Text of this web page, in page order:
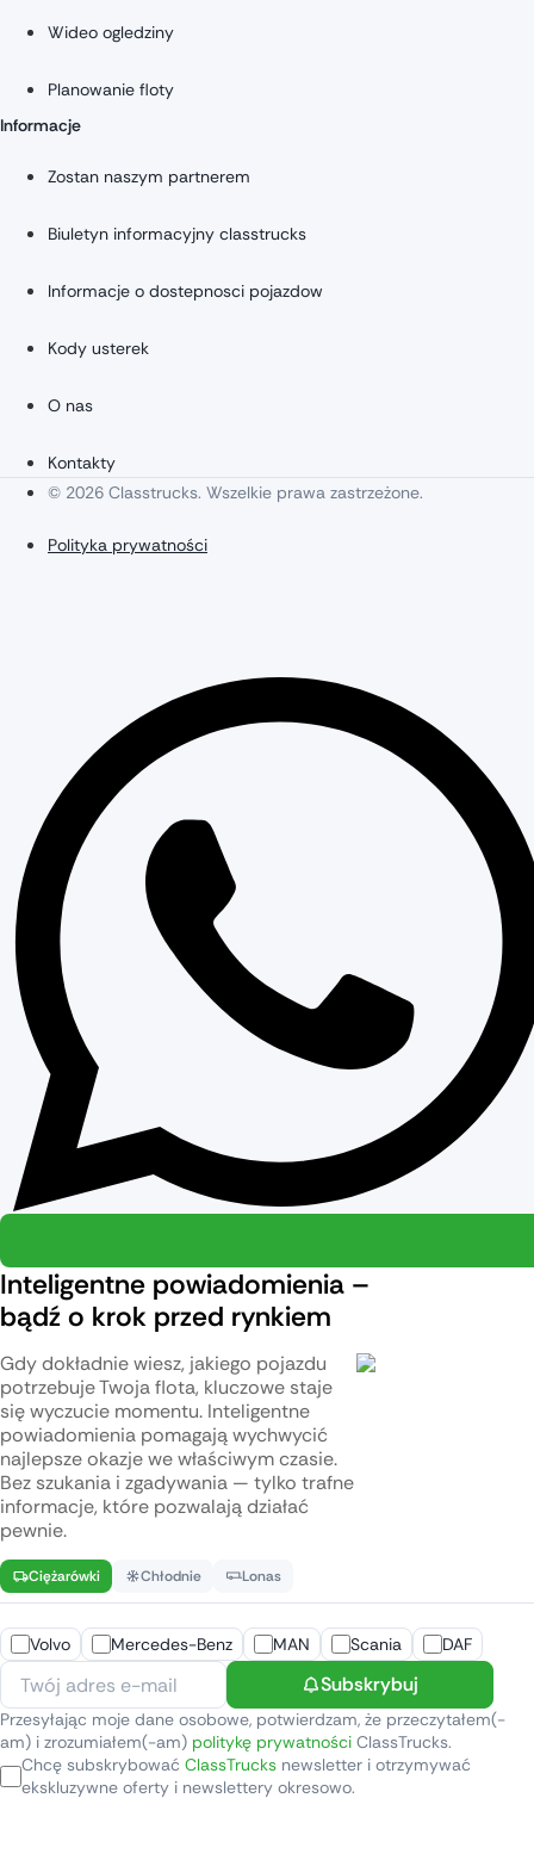
Wideo ogledziny
Planowanie floty
Informacje
Zostan naszym partnerem
Biuletyn informacyjny classtrucks
Informacje o dostepnosci pojazdow
Kody usterek
O nas
Kontakty
© 2026 Classtrucks. Wszelkie prawa zastrzeżone.
Polityka prywatności
Inteligentne powiadomienia –
bądź o krok przed rynkiem
Gdy dokładnie wiesz, jakiego pojazdu
potrzebuje Twoja flota, kluczowe staje
się wyczucie momentu. Inteligentne
powiadomienia pomagają wychwycić
najlepsze okazje we właściwym czasie.
Bez szukania i zgadywania — tylko trafne
informacje, które pozwalają działać
pewnie.
Ciężarówki Chłodnie Lonas
Volvo Mercedes-Benz MAN Scania DAF
Subskrybuj
Przesyłając moje dane osobowe, potwierdzam, że przeczytałem(-
am) i zrozumiałem(-am) politykę prywatności ClassTrucks.
Chcę subskrybować ClassTrucks newsletter i otrzymywać
ekskluzywne oferty i newslettery okresowo.